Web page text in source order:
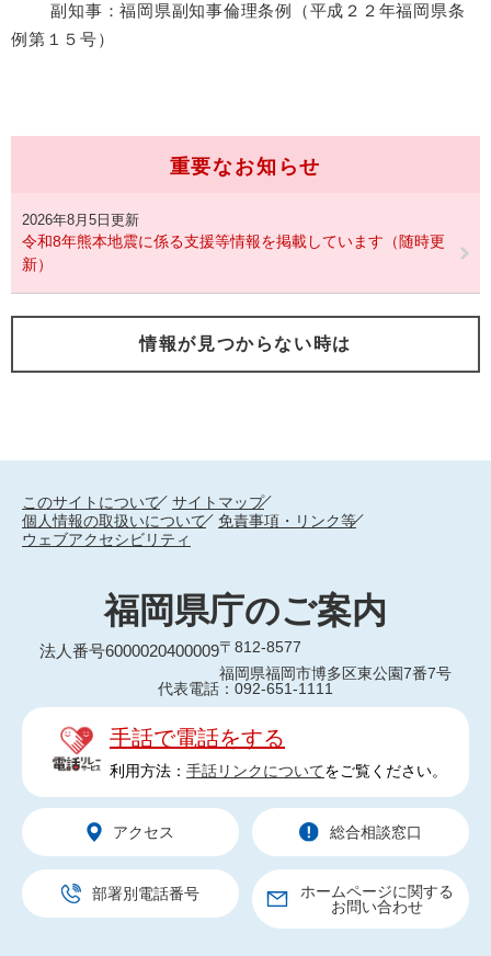
副知事：福岡県副知事倫理条例（平成２２年福岡県条
例第１５号）
重要なお知らせ
2026年8月5日更新
令和8年熊本地震に係る支援等情報を掲載しています（随時更
新）
情報が見つからない時は
このサイトについて
サイトマップ
個人情報の取扱いについて
免責事項・リンク等
ウェブアクセシビリティ
福岡県庁のご案内
法人番号6000020400009〒812-8577
福岡県福岡市博多区東公園7番7号
代表電話：092-651-1111
手話で電話をする
利用方法： 手話リンクについてをご覧ください。
アクセス 総合相談窓口
部署別電話番号
ホームページに関する
お問い合わせ